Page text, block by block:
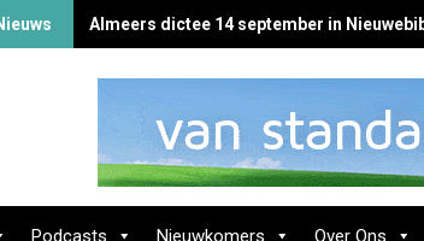
Almeers dictee 14 september in
Podcasts Nieuwkomers Over Ons